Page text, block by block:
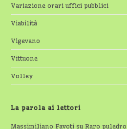
Variazione orari uffici pubblici
Viabilità
Vigevano
Vittuone
Volley
La parola ai lettori
Massimiliano Favoti suRaro